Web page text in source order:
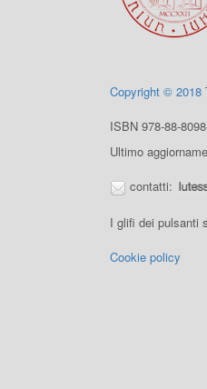
Copyright © 2018
ISBN 978-88-
Ultimo
contatti:
I glifi dei pulsanti
Cookie policy